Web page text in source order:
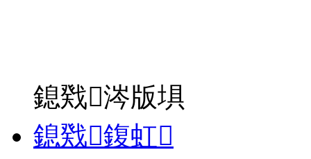
鎴戣涔版埧
鎴戣鍑虹